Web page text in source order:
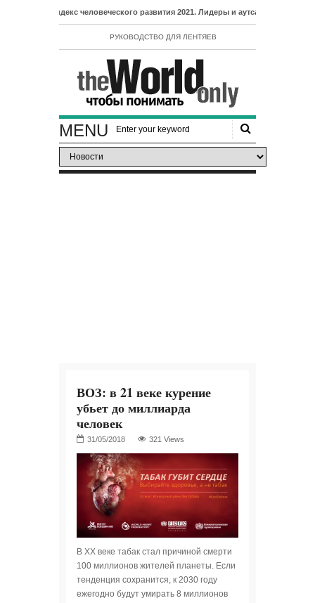
- Индекс человеческого развития 2021. Лидеры и аутсайдеры рейтинга ИЧР
РУКОВОДСТВО ДЛЯ ЛЕНТЯЕВ
MENU
ВОЗ: в 21 веке курение
убьет до миллиарда
человек
321 Views
В XX веке табак стал причиной смерти
100 миллионов жителей планеты. Если
тенденция сохранится, к 2030 году
ежегодно будут умирать 8 миллионов